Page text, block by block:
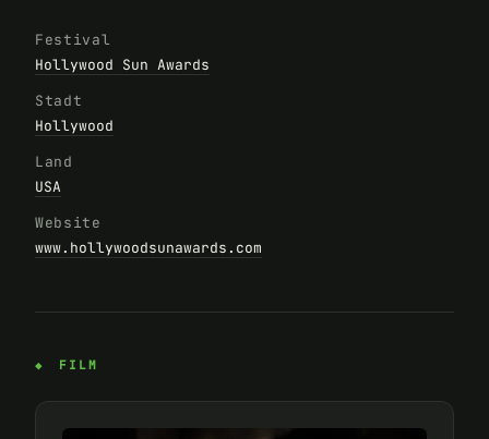
Festival
Hollywood Sun Awards
Stadt
Hollywood
Land
USA
Website
www.hollywoodsunawards.com
FILM